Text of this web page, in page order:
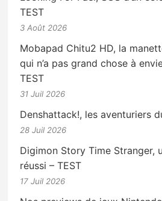
TEST
3 Août 2026
Mobapad Chitu2 HD, la
qui n’a pas grand chose à
TEST
31 Juil 2026
Denshattack!, les aventuriers
28 Juil 2026
Digimon Story Time Stranger,
réussi – TEST
17 Juil 2026